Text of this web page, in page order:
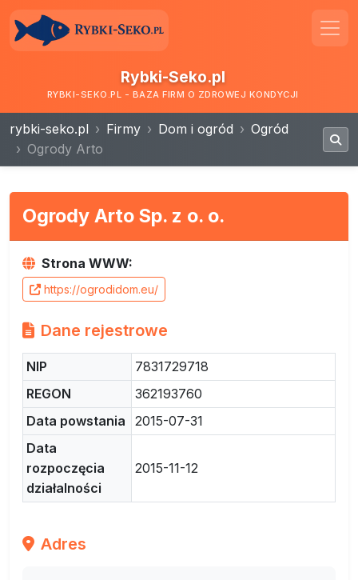
Rybki-Seko.pl
RYBKI-SEKO.PL - BAZA FIRM O ZDROWEJ KONDYCJI
rybki-seko.pl Firmy Dom i ogród
Ogród
Ogrody Arto
Ogrody Arto Sp. z o. o.
Strona WWW:
https://ogrodidom.eu/
Dane rejestrowe
NIP
7831729718
REGON
362193760
Data powstania
2015-07-31
Data
rozpoczęcia
działalności
2015-11-12
Adres